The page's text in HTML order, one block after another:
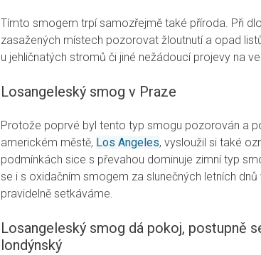
Tímto smogem trpí samozřejmě také příroda. Při
zasažených místech pozorovat žloutnutí a opad
u jehličnatých stromů či jiné nežádoucí projevy na
Losangeleský smog v Praze
Protože poprvé byl tento typ smogu pozorován a
americkém městě, Los Angeles, vysloužil si také
podmínkách sice s převahou dominuje zimní typ
se i s oxidačním smogem za slunečných letních
pravidelně setkáváme.
Losangeleský smog dá pokoj, postupně
londýnský